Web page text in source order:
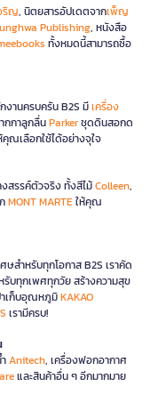
ริญ, นิตยสารอัปเดตจากเพ็ญ
Publishing, หนังสือ
ทั้งหมดนี้สามารถซื้อ
านครบครัน B2S มีเครื่อง
กกาลูกลื่นParkerชุดดินสอกด
คุณเลือกใช้ได้อย่างจุใจ
สรรค์ตัวจริง ทั้งสีไม้Colleen,
MONT MARTEให้คุณ
ำหรับทุกโอกาส B2S เราคัด
รับทุกเพศทุกวัย สร้างความสุข
าเก็บอุณหภูมิKAKAO
เรามีครบ!
Anitech, เครื่องฟอกอากาศ
และสินค้าอื่น ๆ อีกมากมาย